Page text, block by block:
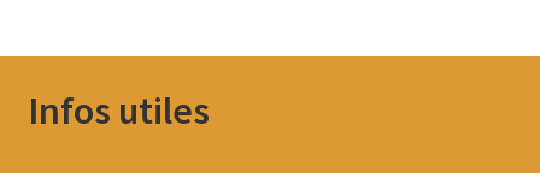
Infos utiles